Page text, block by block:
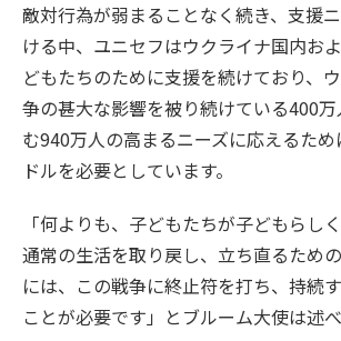
敵対行為が弱まることなく続き、支援
ける中、ユニセフはウクライナ国内お
どもたちのために支援を続けており、
争の甚大な影響を被り続けている400
む940万人の高まるニーズに応えるた
ドルを必要としています。
「何よりも、子どもたちが子どもらし
通常の生活を取り戻し、立ち直るため
には、この戦争に終止符を打ち、持続
ことが必要です」とブルーム大使は述べ